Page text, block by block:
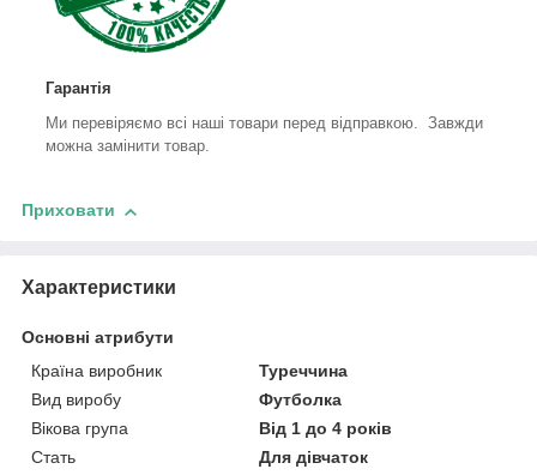
Гарантія
Ми перевіряємо всі наші товари перед відправкою. Завжди
можна замінити товар.
Приховати
Характеристики
Основні атрибути
Країна виробник
Туреччина
Вид виробу
Футболка
Вікова група
Від 1 до 4 років
Стать
Для дівчаток